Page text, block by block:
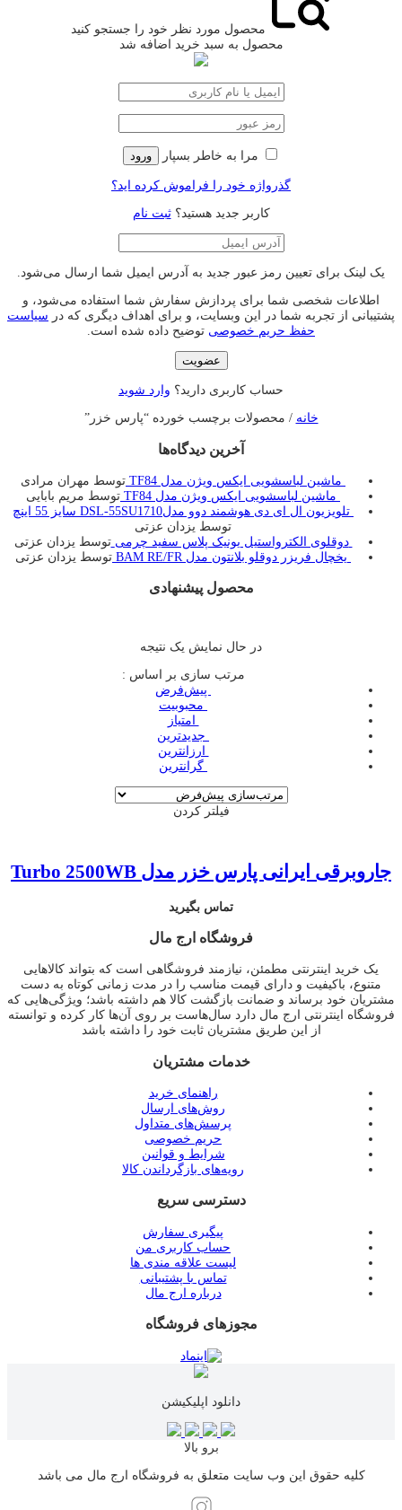
محصول مورد نظر خود را جستجو کنید
محصول به سبد خرید اضافه شد
مرا به خاطر بسپار ورود
گذرواژه خود را فراموش کرده اید؟
کاربر جدید هستید؟ثبت نام
یک لینک برای تعیین رمز عبور جدید به آدرس ایمیل شما ارسال می‌شود.
اطلاعات شخصی شما برای پردازش سفارش شما استفاده می‌شود، و
پشتیبانی از تجربه شما در این وبسایت، و برای اهداف دیگری که در سیاست
حفظ حریم خصوصی توضیح داده شده است.
عضویت
حساب کاربری دارید؟ وارد شوید
خانه / محصولات برچسب خورده “پارس خزر”
آخرین دیدگاه‌ها
ماشین لباسشویی ایکس ویژن مدل TF84
توسط مهران مرادی
ماشین لباسشویی ایکس ویژن مدل TF84
توسط مریم بابایی
تلویزیون ال ای دی هوشمند دوو مدلDSL-55SU1710 سایز 55 اینچ
توسط یزدان عزتی
دوقلوی الکترواستیل یونیک پلاس سفید چرمی توسط یزدان عزتی
یخچال فريزر دوقلو بلانتون مدل BAM RE/FR
توسط یزدان عزتی
محصول پیشنهادی
در حال نمایش یک نتیجه
مرتب سازی بر اساس :
‌ پیش‌فرض
‌ محبوبیت
‌ امتیاز
‌ جدیدترین
‌ ارزانترین
‌ گرانترین
فیلتر کردن
جاروبرقی ایرانی پارس خزر مدل Turbo 2500WB
تماس بگیرید
فروشگاه ارج مال
یک خرید اینترنتی مطمئن، نیازمند فروشگاهی است که بتواند کالاهایی
متنوع، باکیفیت و دارای قیمت مناسب را در مدت زمانی کوتاه به دست
مشتریان خود برساند و ضمانت بازگشت کالا هم داشته باشد؛ ویژگی‌هایی که
فروشگاه اینترنتی ارج مال دارد سال‌هاست بر روی آن‌ها کار کرده و توانسته
از این طریق مشتریان ثابت خود را داشته باشد
خدمات مشتریان
راهنمای خرید
روش‌های ارسال
پرسش‌های متداول
حریم خصوصی
شرایط و قوانین
رویه‌های بازگرداندن کالا
دسترسی سریع
پیگیری سفارش
حساب کاربری من
لیست علاقه مندی ها
تماس با پشتیبانی
درباره ارج مال
مجوزهای فروشگاه
دانلود اپلیکیشن
برو بالا
کلیه حقوق این وب سایت متعلق به فروشگاه ارج مال می باشد